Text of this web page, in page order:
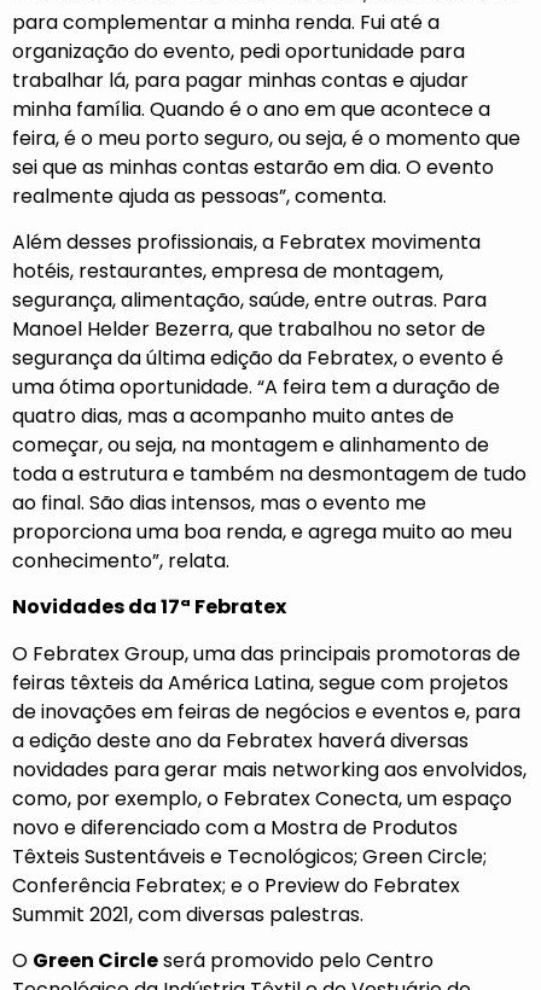
para complementar a minha renda. Fui até a
organização do evento, pedi oportunidade para
trabalhar lá, para pagar minhas contas e ajudar
minha família. Quando é o ano em que acontece a
feira, é o meu porto seguro, ou seja, é o momento que
sei que as minhas contas estarão em dia. O evento
realmente ajuda as pessoas”, comenta.
Além desses profissionais, a Febratex movimenta
hotéis, restaurantes, empresa de montagem,
segurança, alimentação, saúde, entre outras. Para
Manoel Helder Bezerra, que trabalhou no setor de
segurança da última edição da Febratex, o evento é
uma ótima oportunidade. “A feira tem a duração de
quatro dias, mas a acompanho muito antes de
começar, ou seja, na montagem e alinhamento de
toda a estrutura e também na desmontagem de tudo
ao final. São dias intensos, mas o evento me
proporciona uma boa renda, e agrega muito ao meu
conhecimento”, relata.
Novidades da 17ª Febratex
O Febratex Group, uma das principais promotoras de
feiras têxteis da América Latina, segue com projetos
de inovações em feiras de negócios e eventos e, para
a edição deste ano da Febratex haverá diversas
novidades para gerar mais networking aos envolvidos,
como, por exemplo, o Febratex Conecta, um espaço
novo e diferenciado com a Mostra de Produtos
Têxteis Sustentáveis e Tecnológicos; Green Circle;
Conferência Febratex; e o Preview do Febratex
Summit 2021, com diversas palestras.
O Green Circleserá promovido pelo Centro